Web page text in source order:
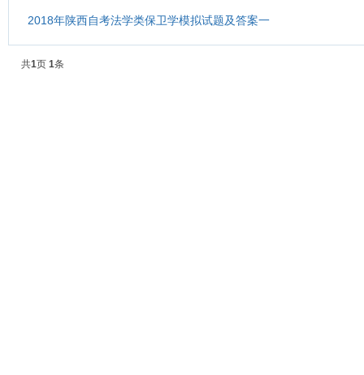
2018年陕西自考法学类保卫学模拟试题及答案一
共1页 1条